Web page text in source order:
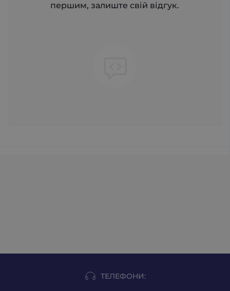
першим, залиште свій відгук.
ТЕЛЕФОНИ: